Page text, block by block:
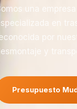
una
en
por
y
Presupuesto